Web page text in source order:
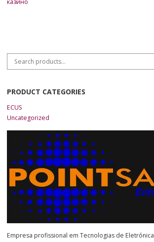
Search for:
PRODUCT CATEGORIES
ECUS
Uncategorized
Empresa profissional em Tecnologias de Eletrónica